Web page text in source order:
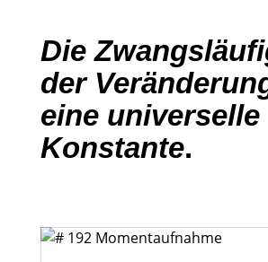
Die
der
eine universelle
Konstante.